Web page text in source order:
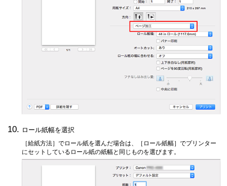
ロール紙幅を選択
［給紙方法］でロール紙を選んだ場合は、 ［ロール紙幅］でプリンター
にセットしているロール紙の紙幅と同じものを選びます。